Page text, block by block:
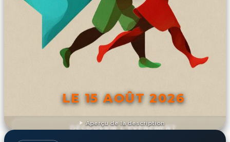
Aperçu de la description
LE 15 AOÛT 2026
DÉCOUVRIR L'ÉVÉNEMENT